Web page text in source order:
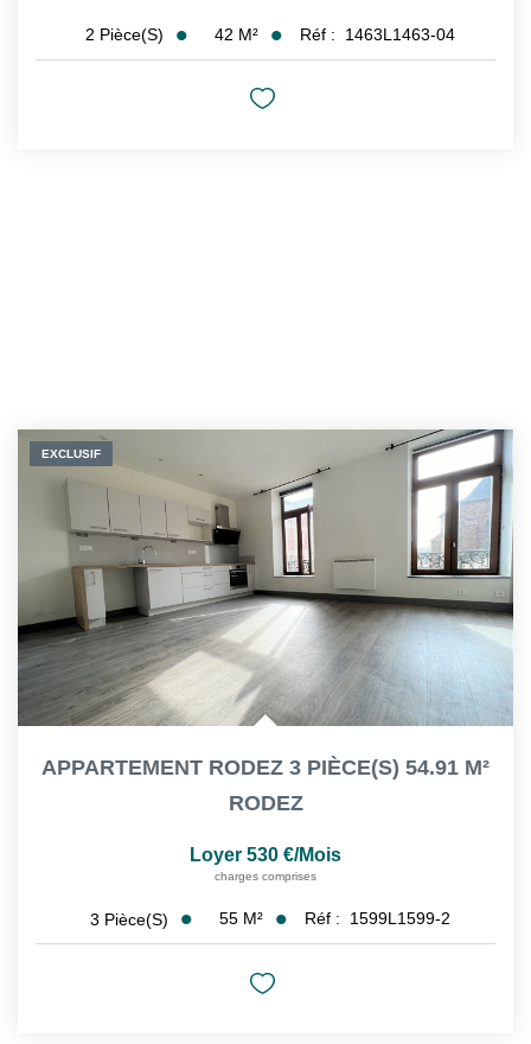
2 Pièce(s) 42 M² Réf : 1463L1463-04
EXCLUSIF
APPARTEMENT RODEZ 3 PIÈCE(S) 54.91 M²
RODEZ
Loyer 530 €/mois
charges comprises
3 Pièce(s) 55 M² Réf : 1599L1599-2